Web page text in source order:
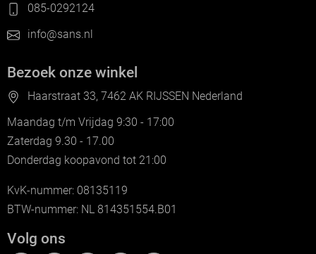
085-0292124
info@sans.nl
Bezoek onze winkel
Haarstraat 33, 7462 AK RIJSSEN Nederland
Maandag t/m Vrijdag 9:30 - 17:00
Zaterdag 9.30 - 17.00
Donderdag koopavond tot 21:00
KvK-nummer: 08135119
BTW-nummer: NL 814351554.B01
Volg ons